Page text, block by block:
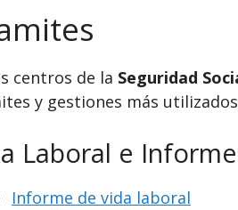
centros de la Seguridad
y gestiones más
Laboral e
Informe de vida laboral